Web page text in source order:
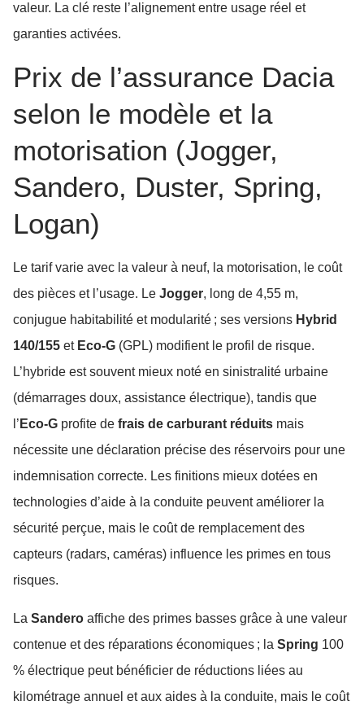
valeur. La clé reste l’alignement entre usage réel et
garanties activées.
Prix de l’assurance Dacia
selon le modèle et la
motorisation (Jogger,
Sandero, Duster, Spring,
Logan)
Le tarif varie avec la valeur à neuf, la motorisation, le coût
des pièces et l’usage. Le Jogger, long de 4,55 m,
conjugue habitabilité et modularité ; ses versions Hybrid
140/155 et Eco-G (GPL) modifient le profil de risque.
L’hybride est souvent mieux noté en sinistralité urbaine
(démarrages doux, assistance électrique), tandis que
l’ Eco-G profite de frais de carburant réduits mais
nécessite une déclaration précise des réservoirs pour une
indemnisation correcte. Les finitions mieux dotées en
technologies d’aide à la conduite peuvent améliorer la
sécurité perçue, mais le coût de remplacement des
capteurs (radars, caméras) influence les primes en tous
risques.
La Sandero affiche des primes basses grâce à une valeur
contenue et des réparations économiques ; la Spring 100
% électrique peut bénéficier de réductions liées au
kilométrage annuel et aux aides à la conduite, mais le coût